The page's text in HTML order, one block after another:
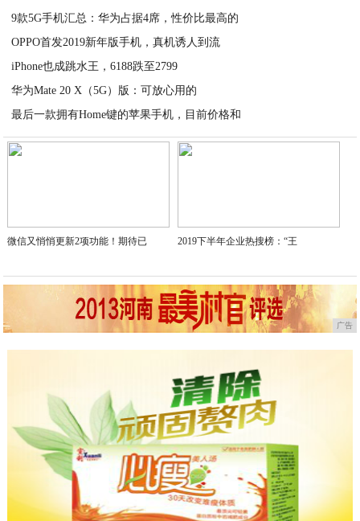
9款5G手机汇总：华为占据4席，性价比最高的
OPPO首发2019新年版手机，真机诱人到流
iPhone也成跳水王，6188跌至2799
华为Mate 20 X（5G）版：可放心用的
最后一款拥有Home键的苹果手机，目前价格和
2020-04-24
微信又悄悄更新2项功能！期待已 2019下半年企业热搜榜：“王
广告